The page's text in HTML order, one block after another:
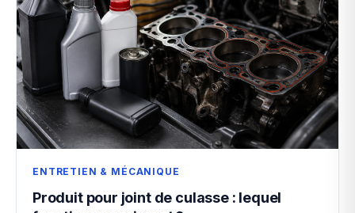
ENTRETIEN & MÉCANIQUE
Produit pour joint de culasse : lequel